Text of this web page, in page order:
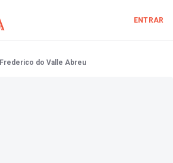
ENTRAR
Frederico do Valle Abreu